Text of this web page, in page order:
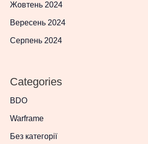
Жовтень 2024
Вересень 2024
Серпень 2024
Categories
BDO
Warframe
Без категорії